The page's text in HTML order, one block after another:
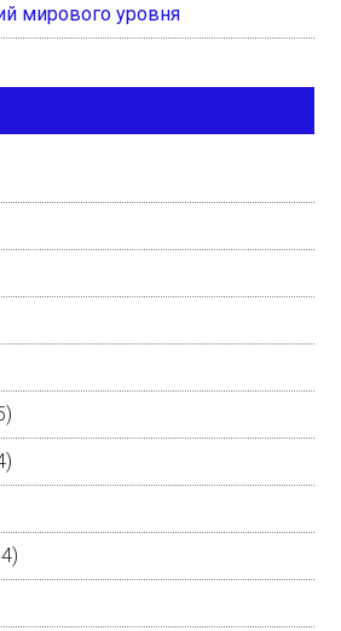
мирового уровня